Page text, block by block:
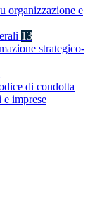
organizzazione e
13
strategico-
di condotta
imprese